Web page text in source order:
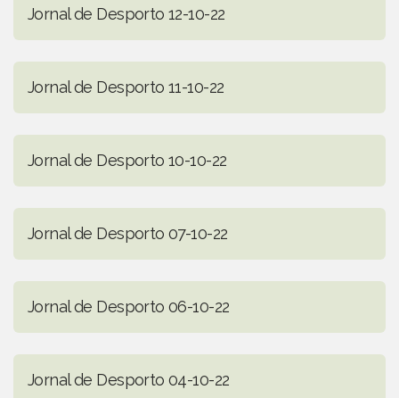
Jornal de Desporto 12-10-22
Jornal de Desporto 11-10-22
Jornal de Desporto 10-10-22
Jornal de Desporto 07-10-22
Jornal de Desporto 06-10-22
Jornal de Desporto 04-10-22